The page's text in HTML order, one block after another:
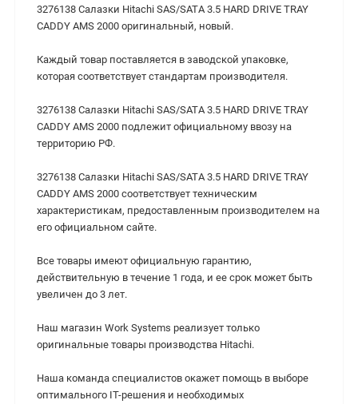
3276138 Салазки Hitachi SAS/SATA 3.5 HARD DRIVE TRAY
CADDY AMS 2000 оригинальный, новый.
Каждый товар поставляется в заводской упаковке,
которая соответствует стандартам производителя.
3276138 Салазки Hitachi SAS/SATA 3.5 HARD DRIVE TRAY
CADDY AMS 2000 подлежит официальному ввозу на
территорию РФ.
3276138 Салазки Hitachi SAS/SATA 3.5 HARD DRIVE TRAY
CADDY AMS 2000 cоответствует техническим
характеристикам, предоставленным производителем на
его официальном сайте.
Все товары имеют официальную гарантию,
действительную в течение 1 года, и ее срок может быть
увеличен до 3 лет.
Наш магазин Work Systems реализует только
оригинальные товары производства Hitachi.
Наша команда специалистов окажет помощь в выборе
оптимального IT-решения и необходимых